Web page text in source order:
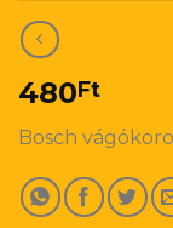
480Ft
Bosch